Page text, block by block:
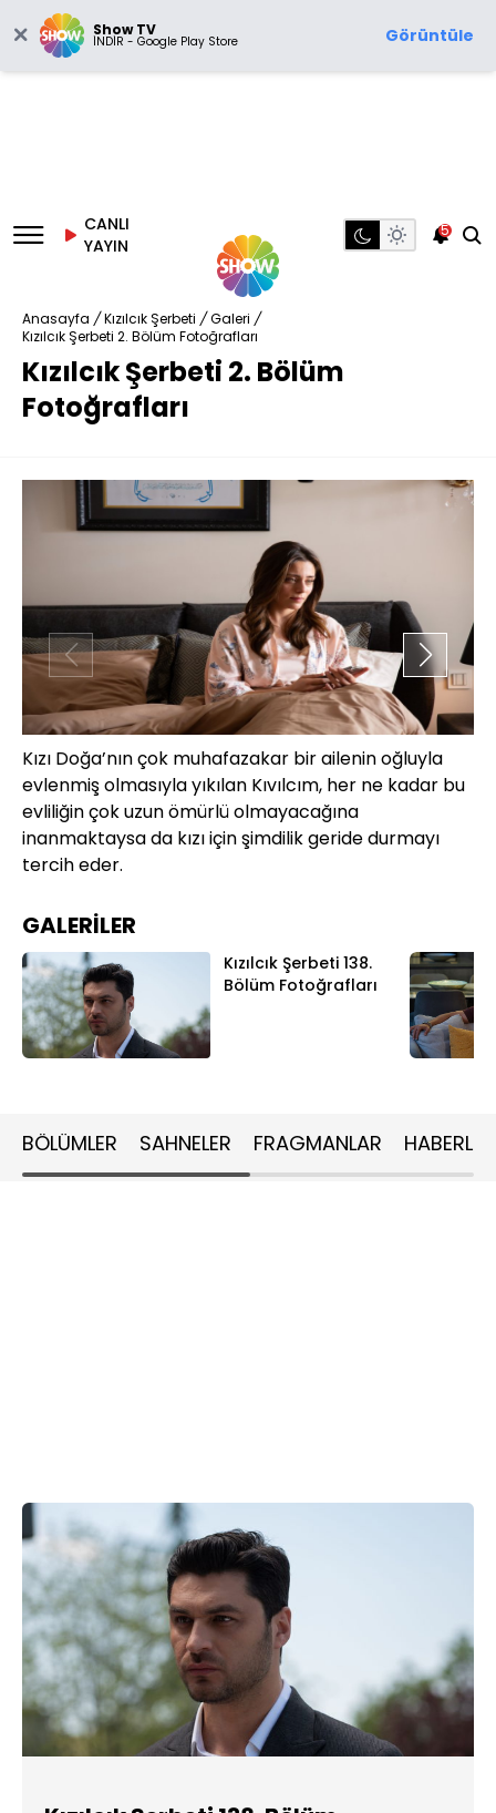
Show TV
İNDİR - Google Play Store Görüntüle
CANLI
YAYIN
5
Anasayfa / Kızılcık Şerbeti / Galeri /
Kızılcık Şerbeti 2. Bölüm Fotoğrafları
Kızılcık Şerbeti 2. Bölüm
Fotoğrafları
Kızı Doğa’nın çok muhafazakar bir ailenin oğluyla
evlenmiş olmasıyla yıkılan Kıvılcım, her ne kadar bu
evliliğin çok uzun ömürlü olmayacağına
inanmaktaysa da kızı için şimdilik geride durmayı
tercih eder.
GALERİLER
Kızılcık Şerbeti 138.
Bölüm Fotoğrafları
BÖLÜMLER SAHNELER FRAGMANLAR HABERLER